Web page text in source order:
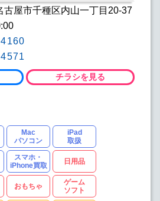
古屋市千種区内山一丁目20-37
チラシを見る
Mac
パソコン
iPad
取扱
スマホ・
iPhone買取
日用品
おもちゃ
ゲーム
ソフト